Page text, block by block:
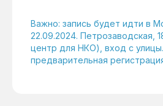
Важно: запись будет идти в
22.09.2024. Петрозаводская,
центр для НКО), вход с
предварительная